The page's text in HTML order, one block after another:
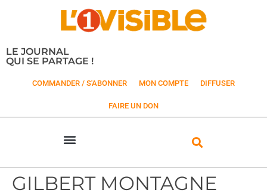
LE JOURNAL
QUI SE PARTAGE !
COMMANDER / S'ABONNER MON COMPTE DIFFUSER
FAIRE UN DON
GILBERT MONTAGNE